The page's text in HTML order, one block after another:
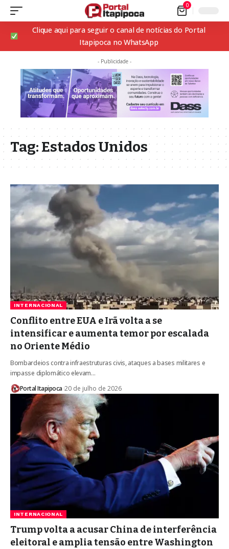
0
Clique aqui para seguir o canal de notícias do Portal
Itapipoca no WhatsApp
- Publicidade -
Tag:Estados Unidos
INTERNACIONAL
Conflito entre EUA e Irã volta a se
intensificar e aumenta temor por escalada
no Oriente Médio
Bombardeios contra infraestruturas civis, ataques a bases militares e
impasse diplomático elevam…
Portal Itapipoca 20 de julho de 2026
INTERNACIONAL
Trump volta a acusar China de interferência
eleitoral e amplia tensão entre Washington